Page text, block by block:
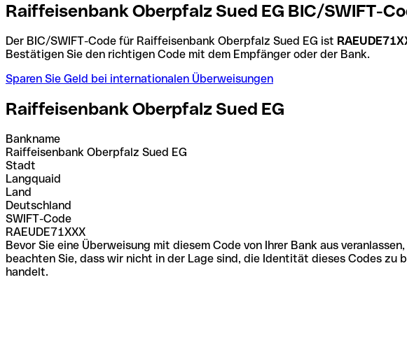
Raiffeisenbank Oberpfalz Sued EG BIC/SWIFT-
Der BIC/SWIFT-Code für Raiffeisenbank Oberpfalz Sued EG ist
Bestätigen Sie den richtigen Code mit dem Empfänger oder der Bank.
Sparen Sie Geld bei internationalen Überweisungen
Raiffeisenbank Oberpfalz Sued EG
Bankname
Raiffeisenbank Oberpfalz Sued EG
Stadt
Langquaid
Land
Deutschland
SWIFT-Code
RAEUDE71XXX
Bevor Sie eine Überweisung mit diesem Code von Ihrer Bank aus
beachten Sie, dass wir nicht in der Lage sind, die Identität dieses Codes zu
handelt.